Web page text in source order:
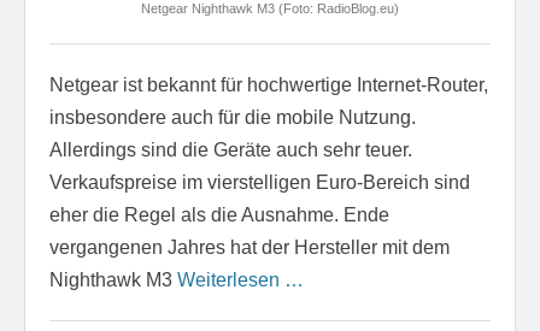
Netgear Nighthawk M3 (Foto: RadioBlog.eu)
Netgear ist bekannt für hochwertige Internet-Router,
insbesondere auch für die mobile Nutzung.
Allerdings sind die Geräte auch sehr teuer.
Verkaufspreise im vierstelligen Euro-Bereich sind
eher die Regel als die Ausnahme. Ende
vergangenen Jahres hat der Hersteller mit dem
Nighthawk M3 Weiterlesen …